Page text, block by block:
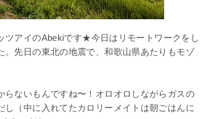
ツアイのAbekiです★今日はリモートワークをし
先日の東北の地震で、和歌山県あたりもモゾ
ないもんですね〜！オロオロしながらガスの
（中に入れてたカロリーメイトは朝ごはんに